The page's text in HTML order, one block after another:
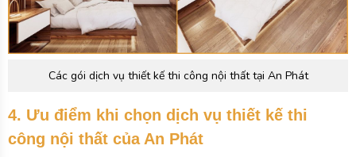
Các gói dịch vụ thiết kế thi công nội thất tại An Phát
4. Ưu điểm khi chọn dịch vụ thiết kế thi
công nội thất của An Phát